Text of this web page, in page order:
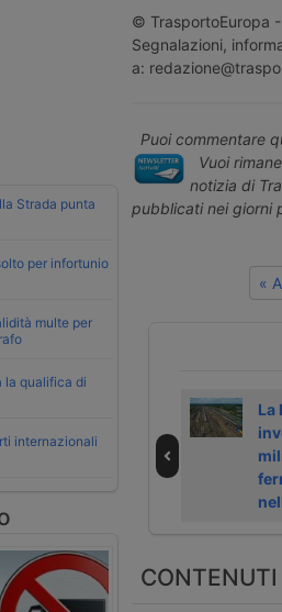
Strada punta
per infortunio
multe per
la qualifica di
internazionali
© TrasportoEuropa
Segnalazioni,
a:
Puoi commentare
Vuoi
notizia di
pubblicati nei giorni
«
baricentro delle
attività in Polonia
La